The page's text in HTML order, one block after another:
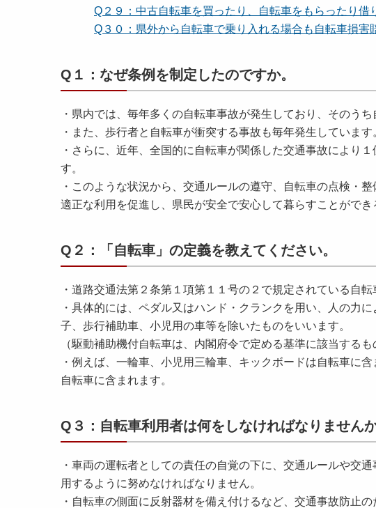
Q２９：中古自転車を買ったり、自転車をもらったり借
Q３０：県外から自転車で乗り入れる場合も自転車損害
Q１：なぜ条例を制定したのですか。
・県内では、毎年多くの自転車事故が発生しており、そのう
・また、歩行者と自転車が衝突する事故も毎年発生しています
・さらに、近年、全国的に自転車が関係した交通事故により
す。
・このような状況から、交通ルールの遵守、自転車の点検・
適正な利用を促進し、県民が安全で安心して暮らすことがで
Q２：「自転車」の定義を教えてください。
・道路交通法第２条第１項第１１号の２で規定されている自
・具体的には、ペダル又はハンド・クランクを用い、人の力
子、歩行補助車、小児用の車等を除いたものをいいます。
（駆動補助機付自転車は、内閣府令で定める基準に該当するも
・例えば、一輪車、小児用三輪車、キックボードは自転車に
自転車に含まれます。
Q３：自転車利用者は何をしなければなりませんか
・車両の運転者としての責任の自覚の下に、交通ルールや交
用するように努めなければなりません。
・自転車の側面に反射器材を備え付けるなど、交通事故防止